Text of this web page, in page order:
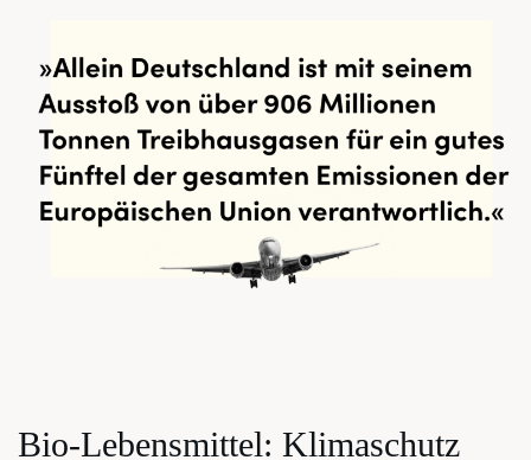
Bio-Lebens­mit­tel: Kli­ma­schutz